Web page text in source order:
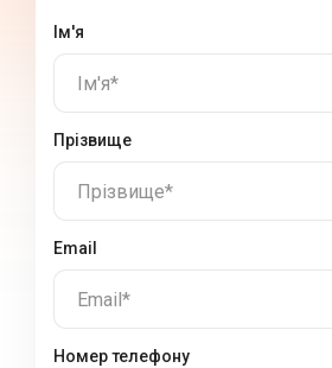
Ім'я
Ім'я*
Прізвище
Прізвище*
Email
Email*
Номер телефону